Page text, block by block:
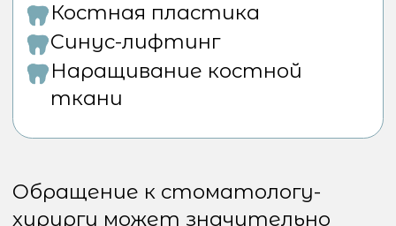
лечения
Эффективные протоколы
реабилитации
Подготовка к операции
Перед вмешательством
Пройти консультацию